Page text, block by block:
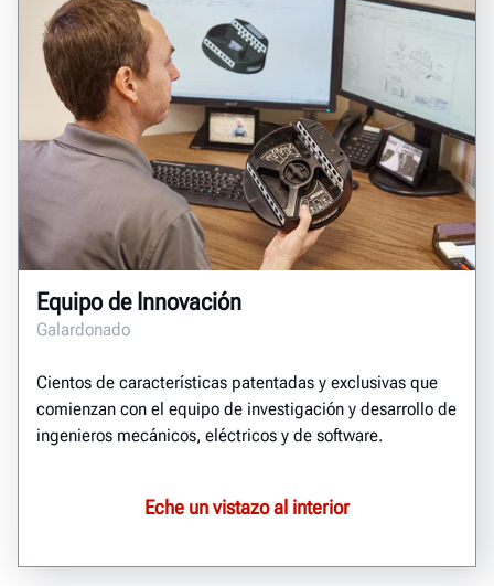
Equipo de Innovación
Galardonado
Cientos de características patentadas y exclusivas que
comienzan con el equipo de investigación y desarrollo de
ingenieros mecánicos, eléctricos y de software.
Eche un vistazo al interior